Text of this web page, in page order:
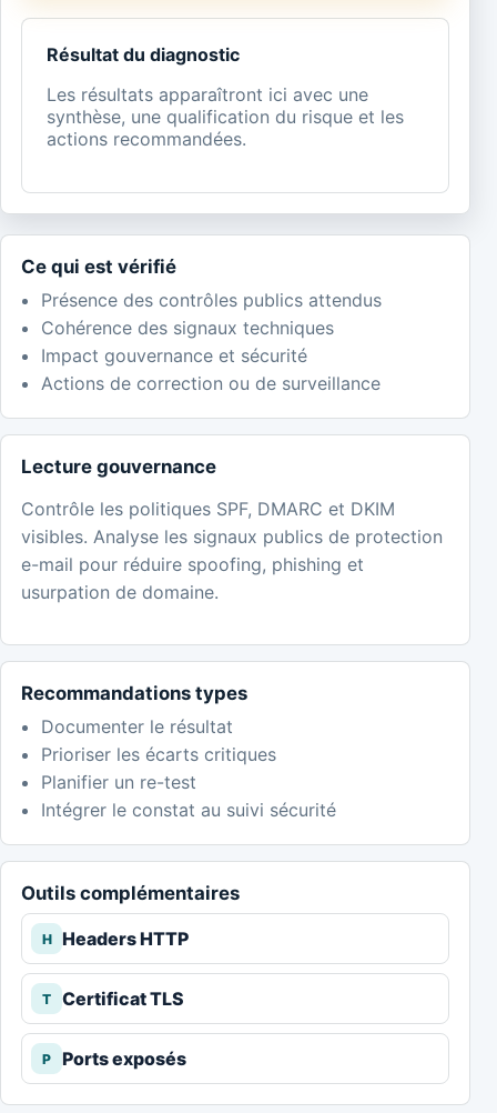
Résultat du diagnostic
Les résultats apparaîtront ici avec une
synthèse, une qualification du risque et les
actions recommandées.
Ce qui est vérifié
Présence des contrôles publics attendus
Cohérence des signaux techniques
Impact gouvernance et sécurité
Actions de correction ou de surveillance
Lecture gouvernance
Contrôle les politiques SPF, DMARC et DKIM
visibles. Analyse les signaux publics de protection
e-mail pour réduire spoofing, phishing et
usurpation de domaine.
Recommandations types
Documenter le résultat
Prioriser les écarts critiques
Planifier un re-test
Intégrer le constat au suivi sécurité
Outils complémentaires
H Headers HTTP
T Certificat TLS
P Ports exposés